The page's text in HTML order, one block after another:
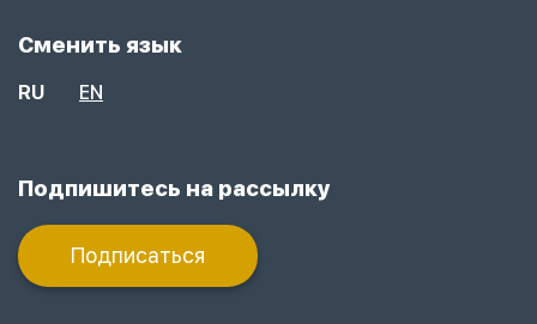
Сменить язык
RU EN
Подпишитесь на рассылку
Подписаться